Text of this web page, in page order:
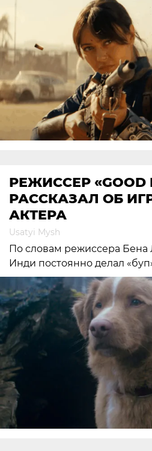
РЕЖИССЕР «GOOD
РАССКАЗАЛ ОБ
АКТЕРА
Usatyi Mysh
По словам режиссера Бена
Инди постоянно делал